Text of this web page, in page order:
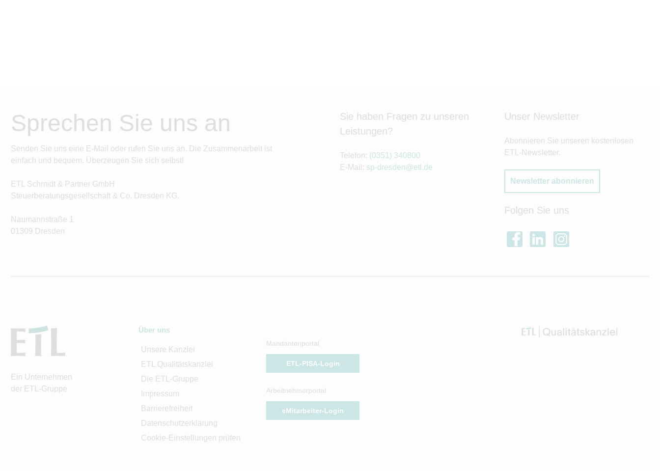
Sprechen Sie uns an
Senden Sie uns eine E-Mail oder rufen Sie uns an. Die Zusammenarbeit ist
einfach und bequem. Überzeugen Sie sich selbst!
ETL Schmidt & Partner GmbH
Steuerberatungsgesellschaft & Co. Dresden KG.
Naumannstraße 1
01309 Dresden
Sie haben Fragen zu unseren
Leistungen?
Telefon: (0351) 340800
E-Mail: sp-dresden@etl.de
Unser Newsletter
Abonnieren Sie unseren kostenlosen
ETL-Newsletter.
Newsletter abonnieren
Folgen Sie uns
Ein Unternehmen
der ETL-Gruppe
Über uns
Unsere Kanzlei
ETL Qualitätskanzlei
Die ETL-Gruppe
Impressum
Barrierefreiheit
Datenschutzerklärung
Cookie-Einstellungen prüfen
Mandantenportal
ETL-PISA-Login
Arbeitnehmerportal
eMitarbeiter-Login